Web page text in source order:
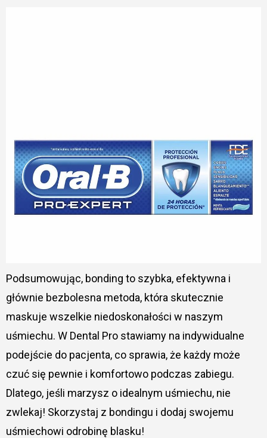
Podsumowując, bonding to szybka, efektywna i
głównie bezbolesna metoda, która skutecznie
maskuje wszelkie niedoskonałości w naszym
uśmiechu. W Dental Pro stawiamy na indywidualne
podejście do pacjenta, co sprawia, że każdy może
czuć się pewnie i komfortowo podczas zabiegu.
Dlatego, jeśli marzysz o idealnym uśmiechu, nie
zwlekaj! Skorzystaj z bondingu i dodaj swojemu
uśmiechowi odrobinę blasku!